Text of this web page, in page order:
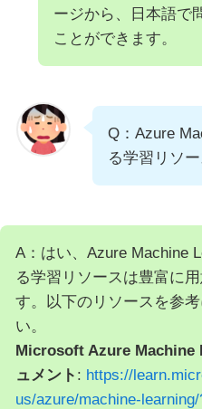
ージから、日本語で
ことができます。
Q：Azure
る学習リソ
A：はい、Azure Machine
る学習リソースは豊富に
す。以下のリソースを参
い。
Microsoft Azure Machine
ュメント : https://
us/azure/machine-learning/